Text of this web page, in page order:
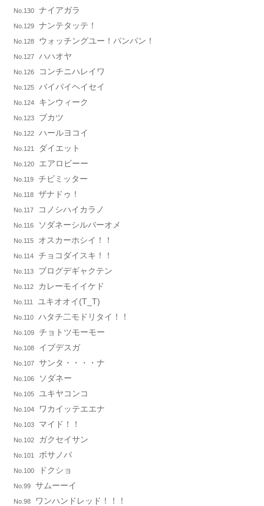
No.130 ナイアガラ
No.129 ナンテタッテ！
No.128 ウォッチングユー！パンパン！
No.127 ハハオヤ
No.126 コンチニハレイワ
No.125 バイバイヘイセイ
No.124 キンウィーク
No.123 ブカツ
No.122 ハールヨコイ
No.121 ダイエット
No.120 エアロビーー
No.119 チビミッター
No.118 ザナドゥ！
No.117 コノシハイカラノ
No.116 ソダネーシルバーオメ
No.115 オスカーホシイ！！
No.114 チョコダイスキ！！
No.113 ブログデギャクテン
No.112 カレーモイイケド
No.111 ユキオオイ(T_T)
No.110 ハタチ二モドリタイ！！
No.109 チョトツモーモー
No.108 イブデスガ
No.107 サンタ・・・・ナ
No.106 ソダネー
No.105 ユキヤコンコ
No.104 ワカイッテエエナ
No.103 マイド！！
No.102 ガクセイサン
No.101 ボサノバ
No.100 ドクショ
No.99 サムーーイ
No.98 ワンハンドレッド！！！